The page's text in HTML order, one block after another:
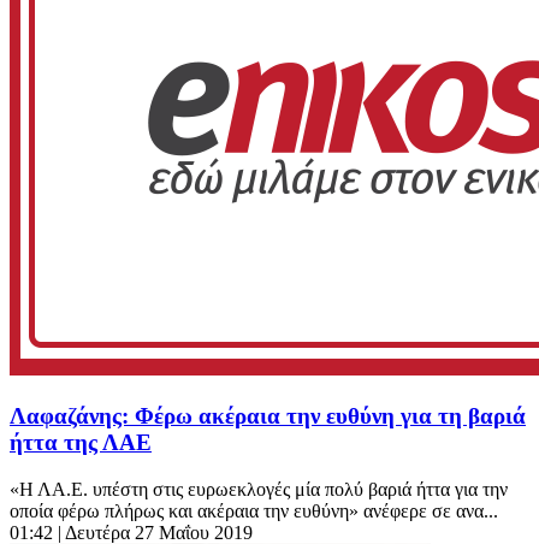
Λαφαζάνης: Φέρω ακέραια την ευθύνη για τη βαριά
ήττα της ΛΑΕ
«Η ΛΑ.Ε. υπέστη στις ευρωεκλογές μία πολύ βαριά ήττα για την
οποία φέρω πλήρως και ακέραια την ευθύνη» ανέφερε σε ανα...
01:42 | Δευτέρα 27 Μαΐου 2019